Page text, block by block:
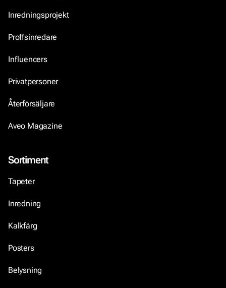
Inredningsprojekt
Proffsinredare
Influencers
Privatpersoner
Återförsäljare
Aveo Magazine
Sortiment
Tapeter
Inredning
Kalkfärg
Posters
Belysning